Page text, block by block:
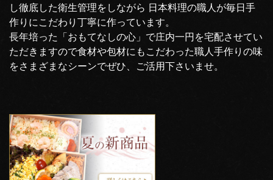
し徹底した衛生管理をしながら 日本料理の職人が毎日手
作りにこだわり丁寧に作っています。
長年培った「おもてなしの心」で庄内一円を宅配させてい
ただきますので食材や包材にもこだわった職人手作りの味
をさまざまなシーンでぜひ、ご活用下さいませ。